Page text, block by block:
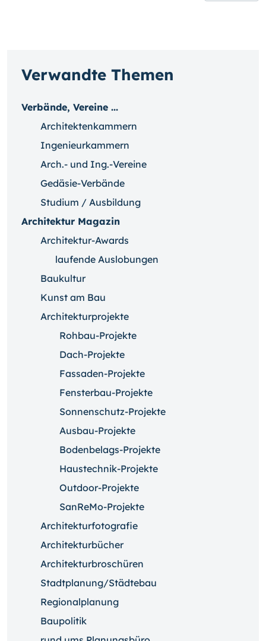
Verwandte Themen
Verbände, Vereine ...
Architektenkammern
Ingenieurkammern
Arch.- und Ing.-Vereine
Gedäsie-Verbände
Studium / Ausbildung
Architektur Magazin
Architektur-Awards
laufende Auslobungen
Baukultur
Kunst am Bau
Architekturprojekte
Rohbau-Projekte
Dach-Projekte
Fassaden-Projekte
Fensterbau-Projekte
Sonnenschutz-Projekte
Ausbau-Projekte
Bodenbelags-Projekte
Haustechnik-Projekte
Outdoor-Projekte
SanReMo-Projekte
Architekturfotografie
Architekturbücher
Architekturbroschüren
Stadtplanung/Städtebau
Regionalplanung
Baupolitik